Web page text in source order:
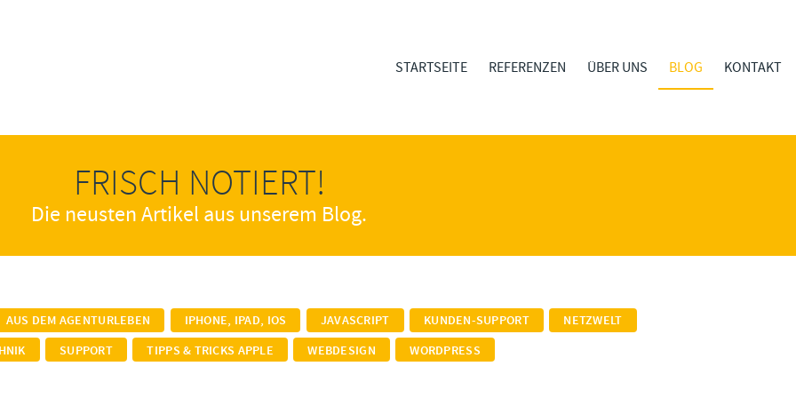
STARTSEITE REFERENZEN ÜBER UNS BLOG KONTAKT
FRISCH NOTIERT!
Die neusten Artikel aus unserem Blog.
AUS DEM AGENTURLEBEN IPHONE, IPAD, IOS JAVASCRIPT KUNDEN-SUPPORT
NETZWELT
SUPPORT TIPPS & TRICKS APPLE WEBDESIGN WORDPRESS